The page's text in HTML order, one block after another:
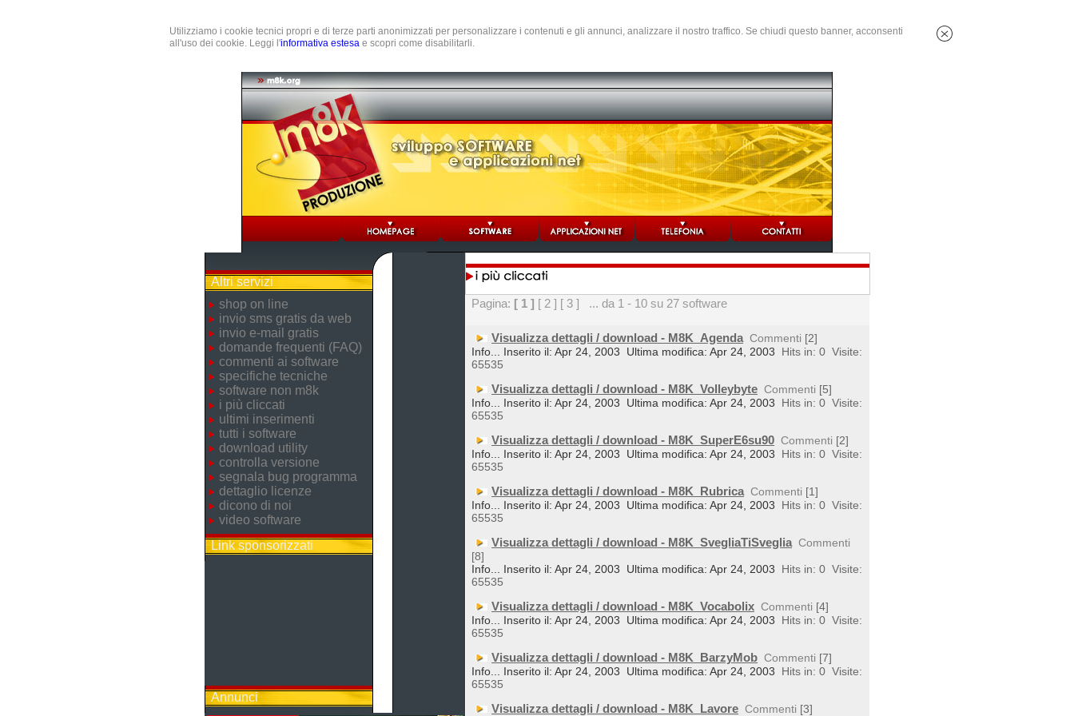
Utilizziamo i cookie tecnici propri e di terze parti anonimizzati per personalizzare i contenuti e gli annunci, analizzare il nostro traffico. Se chiudi questo banner, acconsenti
all'uso dei cookie. Leggi l'informativa estesa e scopri come disabilitarli.
Altri servizi
shop on line
invio sms gratis da web
invio e-mail gratis
domande frequenti (FAQ)
commenti ai software
specifiche tecniche
software non m8k
i più cliccati
ultimi inserimenti
tutti i software
download utility
controlla versione
segnala bug programma
dettaglio licenze
dicono di noi
video software
Link sponsorizzati
Annunci
Pagina: [ 1 ] [ 2 ] [ 3 ] ... da 1 - 10 su 27 software
Visualizza dettagli / download - M8K_Agenda Commenti [2]
Info... Inserito il: Apr 24, 2003
Ultima modifica: Apr 24, 2003 Hits in: 0 Visite:
65535
Visualizza dettagli / download - M8K_Volleybyte Commenti [5]
Info... Inserito il: Apr 24, 2003
Ultima modifica: Apr 24, 2003 Hits in: 0 Visite:
65535
Visualizza dettagli / download - M8K_SuperE6su90 Commenti [2]
Info... Inserito il: Apr 24, 2003
Ultima modifica: Apr 24, 2003 Hits in: 0 Visite:
65535
Visualizza dettagli / download - M8K_Rubrica Commenti [1]
Info... Inserito il: Apr 24, 2003
Ultima modifica: Apr 24, 2003 Hits in: 0 Visite:
65535
Visualizza dettagli / download - M8K_SvegliaTiSveglia Commenti
[8]
Info... Inserito il: Apr 24, 2003
Ultima modifica: Apr 24, 2003 Hits in: 0 Visite:
65535
Visualizza dettagli / download - M8K_Vocabolix Commenti [4]
Info... Inserito il: Apr 24, 2003
Ultima modifica: Apr 24, 2003 Hits in: 0 Visite:
65535
Visualizza dettagli / download - M8K_BarzyMob Commenti [7]
Info... Inserito il: Apr 24, 2003
Ultima modifica: Apr 24, 2003 Hits in: 0 Visite:
65535
Visualizza dettagli / download - M8K_Lavore Commenti [3]